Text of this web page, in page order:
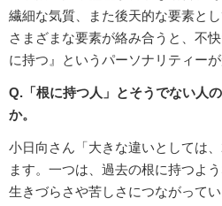
繊細な気質、また後天的な要素と
さまざまな要素が絡み合うと、不
に持つ』というパーソナリティー
Q.「根に持つ人」とそうでない人
か。
小日向さん「大きな違いとしては
ます。一つは、過去の根に持つよ
生きづらさや苦しさにつながって